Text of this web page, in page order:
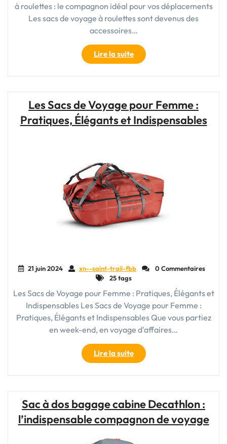
à roulettes : le compagnon idéal pour vos déplacements
Les sacs de voyage à roulettes sont devenus des
accessoires…
Lire la suite"Le
sac
de
roulettes
déplacements"
Les Sacs de Voyage pour Femme :
Pratiques, Élégants et Indispensables
21 juin 2024 xn--saint-trail-fbb
0 Commentaires
25 tags
Les Sacs de Voyage pour Femme : Pratiques, Élégants et
Indispensables Les Sacs de Voyage pour Femme :
Pratiques, Élégants et Indispensables Que vous partiez
en week-end, en voyage d'affaires…
Lire la suite"Les
Sacs
de
Femme
:
Élégants
Sac à dos bagage cabine Decathlon :
l’indispensable compagnon de voyage